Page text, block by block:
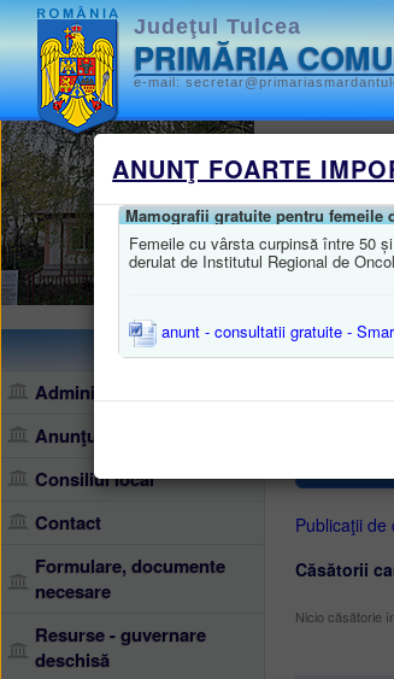
Judeţul Tulcea
PRIMĂRIA
e-mail:
Administraţie
Anunţuri, comunicate
Consiliul local
Contact
Formulare, documente
necesare
Resurse - guvernare
deschisă
STATUTUL
ALTE
Publicaţii de
Căsătorii
Nicio căsătorie
ANUNŢ FOARTE
Mamografii gratuite pentru femeile
Femeile cu vârsta curpinsă între 50
derulat de Institutul Regional de
anunt - consultatii gratuite -